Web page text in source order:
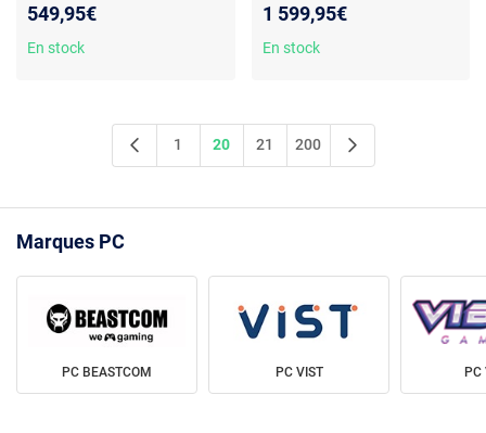
Windows 11 Professionnel
549,95€
En stock
8GB Wi-Fi 6E/Bluetooth
Windows 11 Professionnel
1 599,95€
En stock
1 20 21 200
Marques PC
PC BEASTCOM PC VIST PC